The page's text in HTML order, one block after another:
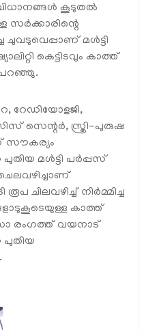
കൂടുതൽ
സർക്കാരിന്റെ
ചുവടുവെപ്പാണ് മള്‍ട്ടി
കെട്ടിടവും കാത്ത്
പറഞ്ഞു.
റേഡിയോളജി,
സെന്റര്‍, സ്ത്രി-പുരുഷ
സൗകര്യം
മള്‍ട്ടി പര്‍പ്പസ്
ചിലവഴിച്ച് നിർമ്മിച്ച
കാത്ത്
രംഗത്ത് വയനാട്
പുതിയ